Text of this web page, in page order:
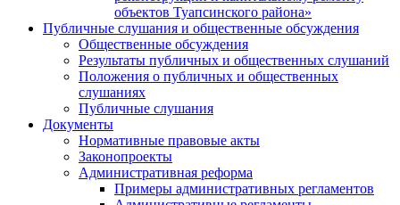
объектов Туапсинского района»
Публичные слушания и общественные обсуждения
Общественные обсуждения
Результаты публичных и общественных слушаний
Положения о публичных и общественных
слушаниях
Публичные слушания
Документы
Нормативные правовые акты
Законопроекты
Административная реформа
Примеры административных регламентов